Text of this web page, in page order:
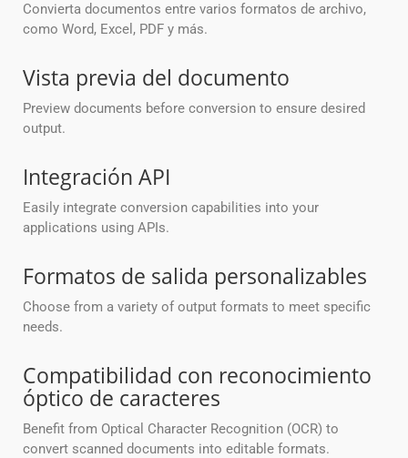
Convierta documentos entre varios formatos de archivo,
como Word, Excel, PDF y más.
Vista previa del documento
Preview documents before conversion to ensure desired
output.
Integración API
Easily integrate conversion capabilities into your
applications using APIs.
Formatos de salida personalizables
Choose from a variety of output formats to meet specific
needs.
Compatibilidad con reconocimiento
óptico de caracteres
Benefit from Optical Character Recognition (OCR) to
convert scanned documents into editable formats.